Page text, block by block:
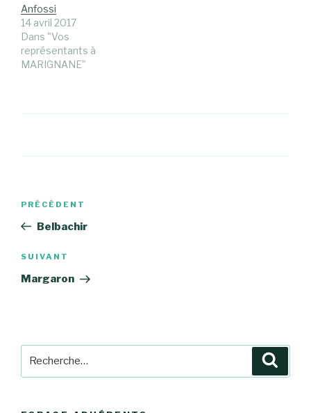
Anfossi
14 avril 2017
Dans "Vos
représentants à
MARIGNANE"
Navigation
l’article
Article
précédent
PRÉCÉDENT
Belbachir
Article
suivant
SUIVANT
Margaron